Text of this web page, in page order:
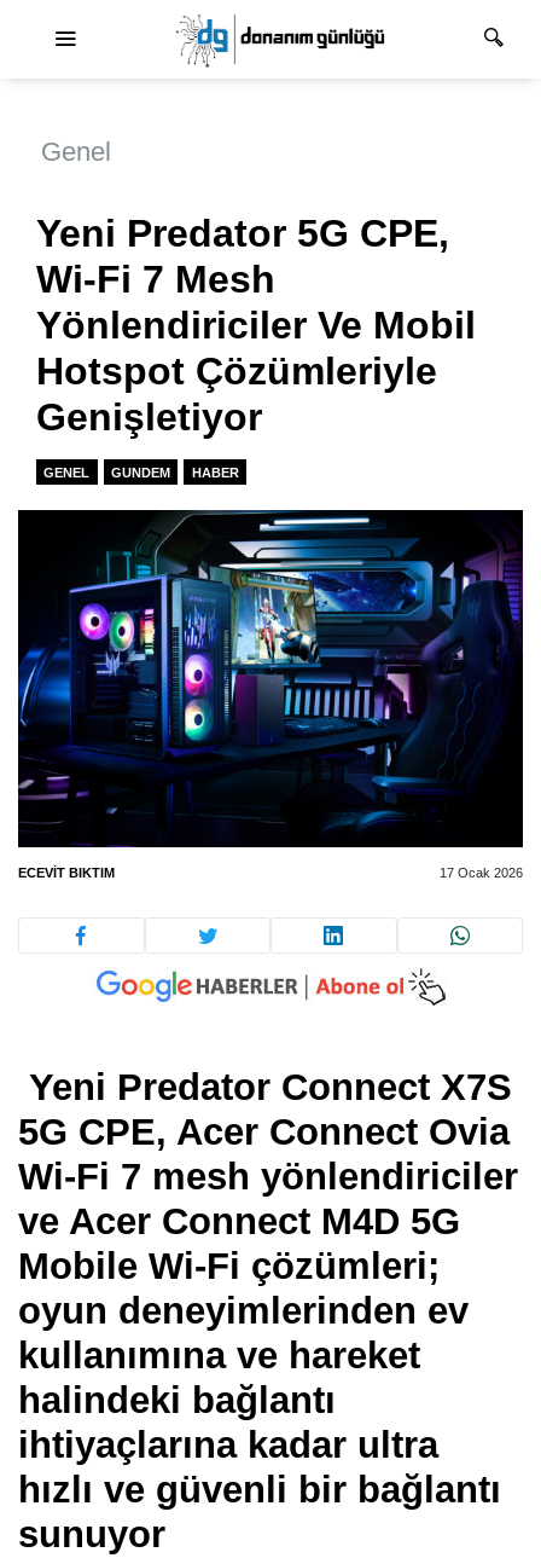
Genel
Yeni Predator 5G CPE,
Wi-Fi 7 Mesh
Yönlendiriciler Ve Mobil
Hotspot Çözümleriyle
Genişletiyor
GENEL GUNDEM HABER
ECEVIT BIKTIM 17 Ocak 2026
Yeni Predator Connect X7S
5G CPE, Acer Connect Ovia
Wi-Fi 7 mesh yönlendiriciler
ve Acer Connect M4D 5G
Mobile Wi-Fi çözümleri;
oyun deneyimlerinden ev
kullanımına ve hareket
halindeki bağlantı
ihtiyaçlarına kadar ultra
hızlı ve güvenli bir bağlantı
sunuyor